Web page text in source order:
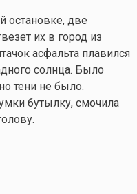
остановке, две
их в город из
асфальта плавился
солнца. Было
тени не было.
бутылку, смочила